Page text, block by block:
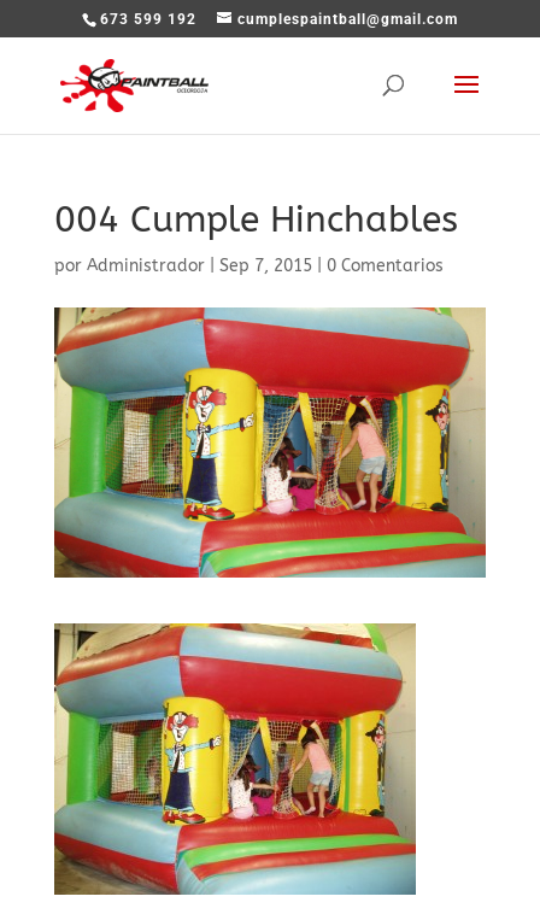
673 599 192 cumplespaintball@gmail.com
004 Cumple Hinchables
por Administrador| Sep 7, 2015| 0 Comentarios